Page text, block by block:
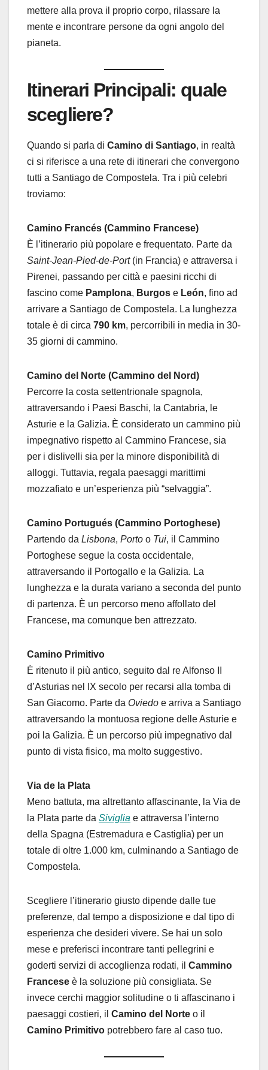
mettere alla prova il proprio corpo, rilassare la
mente e incontrare persone da ogni angolo del
pianeta.
Itinerari Principali: quale
scegliere?
Quando si parla di Camino di Santiago, in realtà
ci si riferisce a una rete di itinerari che convergono
tutti a Santiago de Compostela. Tra i più celebri
troviamo:
Camino Francés (Cammino Francese)
È l’itinerario più popolare e frequentato. Parte da
Saint-Jean-Pied-de-Port(in Francia) e attraversa i
Pirenei, passando per città e paesini ricchi di
fascino come Pamplona, Burgos e León, fino ad
arrivare a Santiago de Compostela. La lunghezza
totale è di circa 790 km, percorribili in media in 30-
35 giorni di cammino.
Camino del Norte (Cammino del Nord)
Percorre la costa settentrionale spagnola,
attraversando i Paesi Baschi, la Cantabria, le
Asturie e la Galizia. È considerato un cammino più
impegnativo rispetto al Cammino Francese, sia
per i dislivelli sia per la minore disponibilità di
alloggi. Tuttavia, regala paesaggi marittimi
mozzafiato e un’esperienza più “selvaggia”.
Camino Portugués (Cammino Portoghese)
Partendo da Lisbona, Porto o Tui, il Cammino
Portoghese segue la costa occidentale,
attraversando il Portogallo e la Galizia. La
lunghezza e la durata variano a seconda del punto
di partenza. È un percorso meno affollato del
Francese, ma comunque ben attrezzato.
Camino Primitivo
È ritenuto il più antico, seguito dal re Alfonso II
d’Asturias nel IX secolo per recarsi alla tomba di
San Giacomo. Parte da Oviedo e arriva a Santiago
attraversando la montuosa regione delle Asturie e
poi la Galizia. È un percorso più impegnativo dal
punto di vista fisico, ma molto suggestivo.
Via de la Plata
Meno battuta, ma altrettanto affascinante, la Via de
la Plata parte da Siviglia e attraversa l’interno
della Spagna (Estremadura e Castiglia) per un
totale di oltre 1.000 km, culminando a Santiago de
Compostela.
Scegliere l’itinerario giusto dipende dalle tue
preferenze, dal tempo a disposizione e dal tipo di
esperienza che desideri vivere. Se hai un solo
mese e preferisci incontrare tanti pellegrini e
goderti servizi di accoglienza rodati, il Cammino
Francese è la soluzione più consigliata. Se
invece cerchi maggior solitudine o ti affascinano i
paesaggi costieri, il Camino del Norte o il
Camino Primitivo potrebbero fare al caso tuo.